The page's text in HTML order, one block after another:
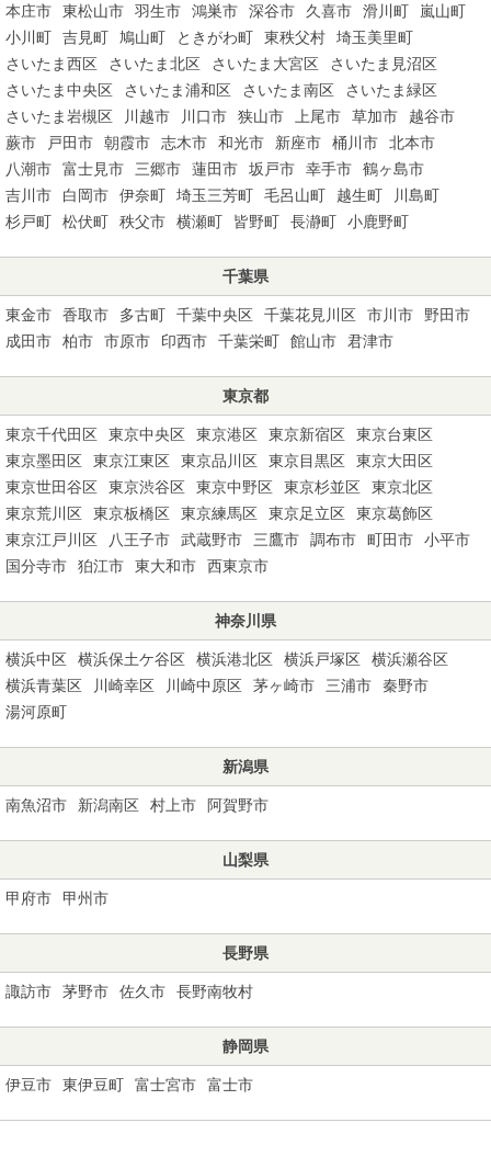
本庄市 東松山市 羽生市 鴻巣市 深谷市 久喜市 滑川町
嵐山町
小川町
吉見町 鳩山町 ときがわ町 東秩父村
埼玉美里町
さいたま西区
さいたま北区 さいたま大宮区
さいたま見沼区
さいたま中央区
さいたま浦和区 さいたま南区
さいたま緑区
さいたま岩槻区
川越市 川口市 狭山市 上尾市 草加市
越谷市
蕨市
戸田市 朝霞市 志木市 和光市 新座市 桶川市
北本市
八潮市
富士見市 三郷市 蓮田市 坂戸市 幸手市
鶴ヶ島市
吉川市
白岡市 伊奈町 埼玉三芳町 毛呂山町 越生町
川島町
杉戸町
松伏町 秩父市 横瀬町 皆野町 長瀞町 小鹿野町
千葉県
東金市 香取市 多古町 千葉中央区 千葉花見川区 市川市
野田市
成田市
柏市 市原市 印西市 千葉栄町 館山市 君津市
東京都
東京千代田区 東京中央区 東京港区 東京新宿区
東京台東区
東京墨田区
東京江東区 東京品川区 東京目黒区
東京大田区
東京世田谷区
東京渋谷区 東京中野区 東京杉並区
東京北区
東京荒川区
東京板橋区 東京練馬区 東京足立区
東京葛飾区
東京江戸川区
八王子市 武蔵野市 三鷹市 調布市 町田市
小平市
国分寺市
狛江市 東大和市 西東京市
神奈川県
横浜中区 横浜保土ケ谷区 横浜港北区 横浜戸塚区
横浜瀬谷区
横浜青葉区
川崎幸区 川崎中原区 茅ヶ崎市 三浦市
秦野市
湯河原町
新潟県
南魚沼市 新潟南区 村上市 阿賀野市
山梨県
甲府市 甲州市
長野県
諏訪市 茅野市 佐久市 長野南牧村
静岡県
伊豆市 東伊豆町 富士宮市 富士市